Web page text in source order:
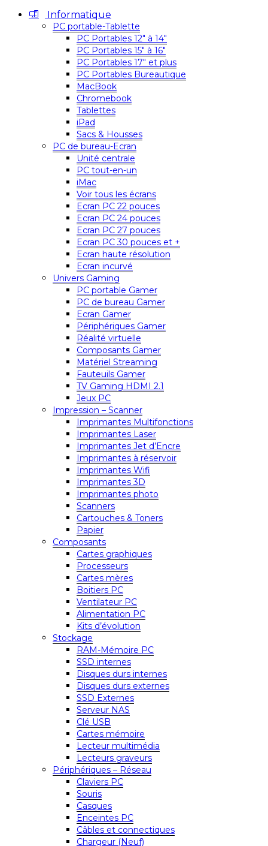
Informatique
PC portable-Tablette
PC Portables 12″ à 14″
PC Portables 15″ à 16″
PC Portables 17″ et plus
PC Portables Bureautique
MacBook
Chromebook
Tablettes
iPad
Sacs & Housses
PC de bureau-Ecran
Unité centrale
PC tout-en-un
iMac
Voir tous les écrans
Ecran PC 22 pouces
Ecran PC 24 pouces
Ecran PC 27 pouces
Ecran PC 30 pouces et +
Ecran haute résolution
Ecran incurvé
Univers Gaming
PC portable Gamer
PC de bureau Gamer
Ecran Gamer
Périphériques Gamer
Réalité virtuelle
Composants Gamer
Matériel Streaming
Fauteuils Gamer
TV Gaming HDMI 2.1
Jeux PC
Impression – Scanner
Imprimantes Multifonctions
Imprimantes Laser
Imprimantes Jet d’Encre
Imprimantes à réservoir
Imprimantes Wifi
Imprimantes 3D
Imprimantes photo
Scanners
Cartouches & Toners
Papier
Composants
Cartes graphiques
Processeurs
Cartes mères
Boitiers PC
Ventilateur PC
Alimentation PC
Kits d’évolution
Stockage
RAM-Mémoire PC
SSD internes
Disques durs internes
Disques durs externes
SSD Externes
Serveur NAS
Clé USB
Cartes mémoire
Lecteur multimédia
Lecteurs graveurs
Périphériques – Réseau
Claviers PC
Souris
Casques
Enceintes PC
Câbles et connectiques
Chargeur (Neuf)